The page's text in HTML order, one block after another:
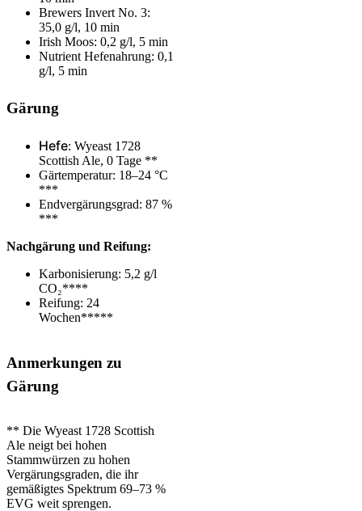
Brewers Invert No. 3:
35,0 g/l, 10 min
Irish Moos: 0,2 g/l, 5 min
Nutrient Hefenahrung: 0,1
g/l, 5 min
Gärung
Hefe: Wyeast 1728
Scottish Ale, 0 Tage **
Gärtemperatur: 18–24 °C
***
Endvergärungsgrad: 87 %
***
Nachgärung und Reifung:
Karbonisierung: 5,2 g/l
CO₂****
Reifung: 24
Wochen*****
Anmerkungen zu
Gärung
** Die Wyeast 1728 Scottish
Ale neigt bei hohen
Stammwürzen zu hohen
Vergärungsgraden, die ihr
gemäßigtes Spektrum 69–73 %
EVG weit sprengen.